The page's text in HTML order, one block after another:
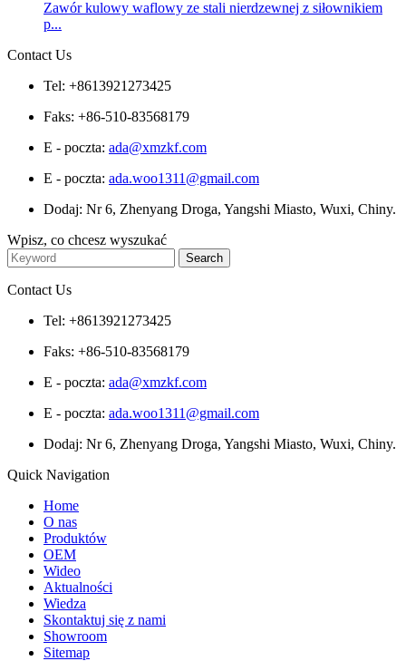
Zawór kulowy waflowy ze stali nierdzewnej z siłownikiem
p...
Contact Us
Tel: +8613921273425
Faks: +86-510-83568179
E - poczta: ada@xmzkf.com
E - poczta: ada.woo1311@gmail.com
Dodaj: Nr 6, Zhenyang Droga, Yangshi Miasto, Wuxi, Chiny.
Wpisz, co chcesz wyszukać
Contact Us
Tel: +8613921273425
Faks: +86-510-83568179
E - poczta: ada@xmzkf.com
E - poczta: ada.woo1311@gmail.com
Dodaj: Nr 6, Zhenyang Droga, Yangshi Miasto, Wuxi, Chiny.
Quick Navigation
Home
O nas
Produktów
OEM
Wideo
Aktualności
Wiedza
Skontaktuj się z nami
Showroom
Sitemap